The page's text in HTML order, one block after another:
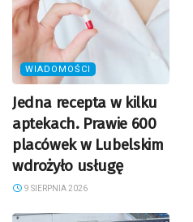
WIADOMOŚCI
Jedna recepta w kilku
aptekach. Prawie 600
placówek w Lubelskim
wdrożyło usługę
9 SIERPNIA 2026